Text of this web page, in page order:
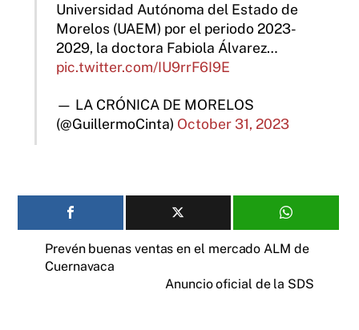
Universidad Autónoma del Estado de
Morelos (UAEM) por el periodo 2023-
2029, la doctora Fabiola Álvarez…
pic.twitter.com/IU9rrF6I9E
— LA CRÓNICA DE MORELOS
(@GuillermoCinta) October 31, 2023
Prevén buenas ventas en el mercado ALM de
Cuernavaca
Anuncio oficial de la SDS